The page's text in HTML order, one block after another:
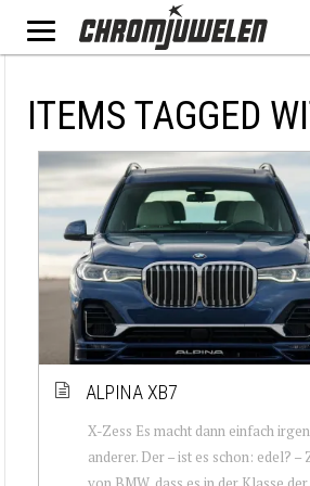
ITEMS TAGGED
ALPINA XB7
X-Zess Es macht dann einfach
anderer. Der – ist es schon: edel? –